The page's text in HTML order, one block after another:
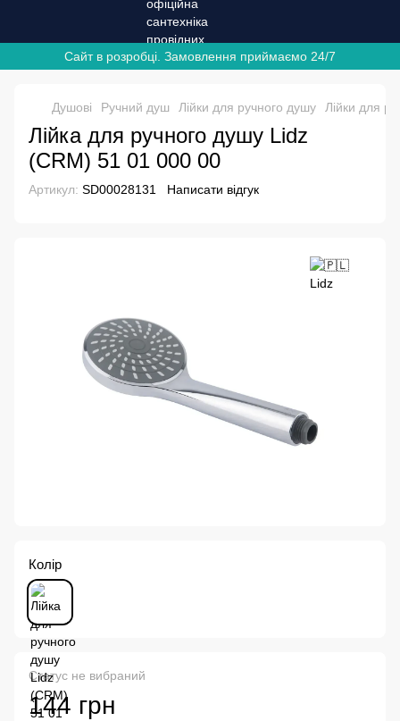
Сайт в розробці. Замовлення приймаємо 24/7
Душові Ручний душ Лійки для ручного душу Лійки для
Лійка для ручного душу Lidz
(CRM) 51 01 000 00
Артикул: SD00028131 Написати відгук
Колір
Статус не вибраний
144 грн